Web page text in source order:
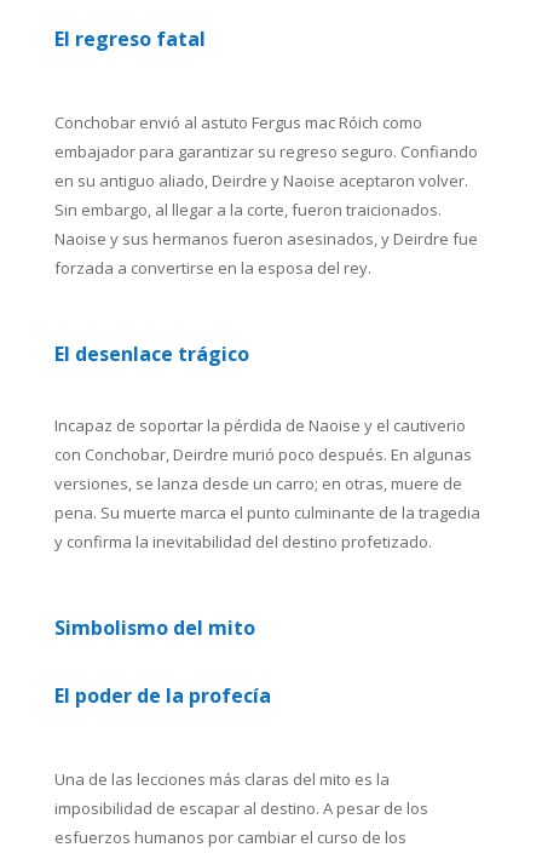
El regreso fatal
Conchobar envió al astuto Fergus mac Róich como
embajador para garantizar su regreso seguro. Confiando
en su antiguo aliado, Deirdre y Naoise aceptaron volver.
Sin embargo, al llegar a la corte, fueron traicionados.
Naoise y sus hermanos fueron asesinados, y Deirdre fue
forzada a convertirse en la esposa del rey.
El desenlace trágico
Incapaz de soportar la pérdida de Naoise y el cautiverio
con Conchobar, Deirdre murió poco después. En algunas
versiones, se lanza desde un carro; en otras, muere de
pena. Su muerte marca el punto culminante de la tragedia
y confirma la inevitabilidad del destino profetizado.
Simbolismo del mito
El poder de la profecía
Una de las lecciones más claras del mito es la
imposibilidad de escapar al destino. A pesar de los
esfuerzos humanos por cambiar el curso de los